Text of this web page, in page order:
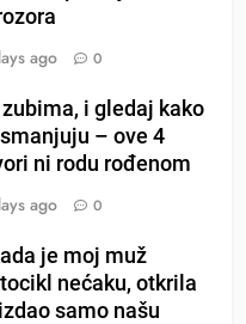
ago 0
i gledaj kako
– ove 4
ni rodu rođenom
ago 0
je moj muž
nećaku, otkrila
samo našu